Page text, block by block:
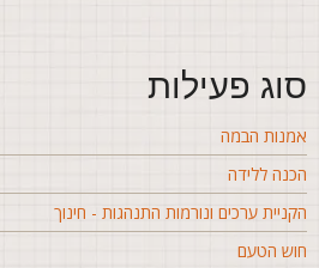
פעילות
הבמה
ללידה
ערכים ונורמות התנהגות - חינוך
הטעם